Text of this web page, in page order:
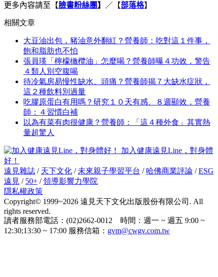
更多內容請至【臉書粉絲團】 ／【部落格】
相關文章
大豆油出包，豬油意外翻紅？營養師：吃對這１件事，
飽和脂肪也不怕
張員瑛「檸檬橄欖油」怎麼喝？營養師曝４功效，警告
４類人別空腹喝
待冷氣房易慢性缺水、頭痛？營養師揭７大缺水症狀，
這２種飲料別過量
吃膠原蛋白有用嗎？研究１０天有感、８週顯效，營養
師：４習慣白補
以為有菜有肉很健康？營養師：「這４種外食」其實熱
量超驚人
加入健康遠見Line，對身體
好！
遠見雜誌 / 天下文化 / 未來親子學習平台 / 哈佛商業評論 /ESG
遠見 / 50+ /領導影響力學院
隱私權政策
Copyright© 1999~2026 遠見天下文化出版股份有限公司. All
rights reserved.
讀者服務部電話：(02)2662-0012 時間：週一 ~ 週五 9:00 ~
12:30;13:30 ~ 17:00 服務信箱： gvm@cwgv.com.tw